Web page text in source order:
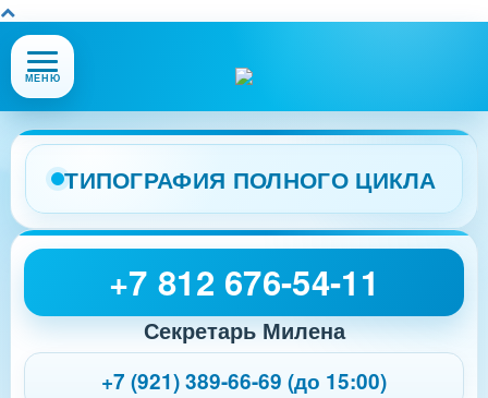
Открыть
или
меню
сайта
МЕНЮ
ТИПОГРАФИЯ ПОЛНОГО ЦИКЛА
+7 812 676-54-11
Секретарь Милена
+7 (921) 389-66-69 (до 15:00)